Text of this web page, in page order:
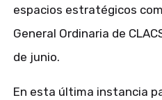
espacios estratégicos
General Ordinaria de
de junio.
En esta última instancia